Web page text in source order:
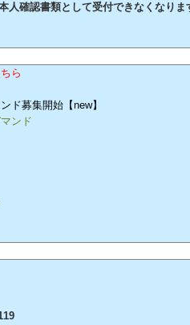
人確認書類として受付できなくなりま
ら
ド募集開始【new】
ンド